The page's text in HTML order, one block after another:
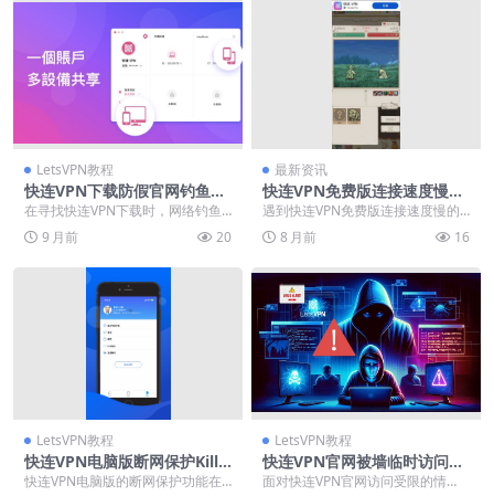
LetsVPN教程
快连VPN下载防假官网钓鱼指
南
在寻找快连VPN下载时，网络钓鱼
风险不容忽视。本指南详解如何通
过域名特征、SSL...
9 月前 20
最新资讯
快连VPN免费版连接速度慢怎
么办？2025年加速技巧与节点
遇到快连VPN免费版连接速度慢的
问题？本文详细解析2025年最新加
速技巧，包括节...
8 月前 16
LetsVPN教程
快连VPN电脑版断网保护Kill S
witch
快连VPN电脑版的断网保护功能在
LetsVPN教程
快连VPN官网被墙临时访问方
案
面对快连VPN官网访问受限的情